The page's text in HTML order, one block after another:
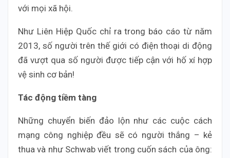
với mọi xã hội.
Như Liên Hiệp Quốc chỉ ra trong báo cáo từ năm
2013, số người trên thế giới có điện thoại di động
đã vượt qua số người được tiếp cận với hố xí hợp
vệ sinh cơ bản!
Tác động tiềm tàng
Những chuyển biến đảo lộn như các cuộc cách
mạng công nghiệp đều sẽ có người thắng – kẻ
thua và như Schwab viết trong cuốn sách của ông: